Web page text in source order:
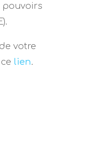
pouvoirs
votre
lien.